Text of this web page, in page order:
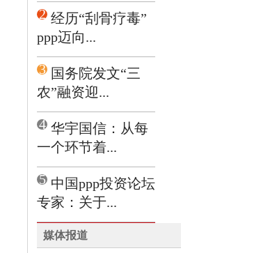
2 经历“刮骨疗毒”
ppp迈向...
3 国务院发文“三
农”融资迎...
4 华宇国信：从每
一个环节着...
5 中国ppp投资论坛
专家：关于...
媒体报道